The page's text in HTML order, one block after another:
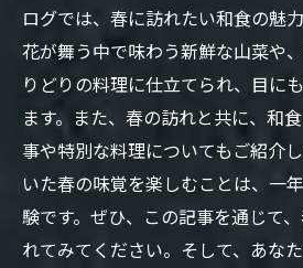
ログでは、春に訪れたい和食の魅
花が舞う中で味わう新鮮な山菜や
りどりの料理に仕立てられ、目に
ます。また、春の訪れと共に、和
事や特別な料理についてもご紹介
いた春の味覚を楽しむことは、一
験です。ぜひ、この記事を通じて
れてみてください。そして、あな